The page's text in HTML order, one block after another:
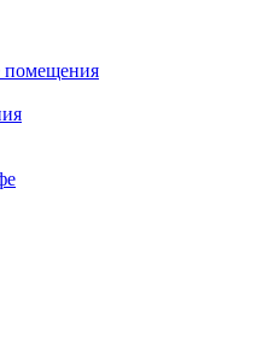
помещения